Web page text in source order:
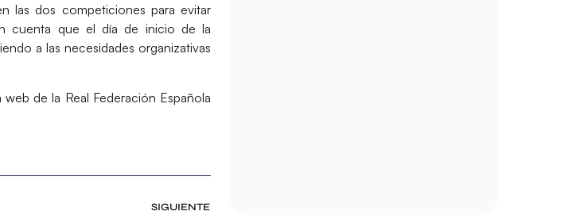
las dos competiciones para evitar
cuenta que el día de inicio de la
a las necesidades organizativas
web de la Real Federación Española
SIGUIENTE